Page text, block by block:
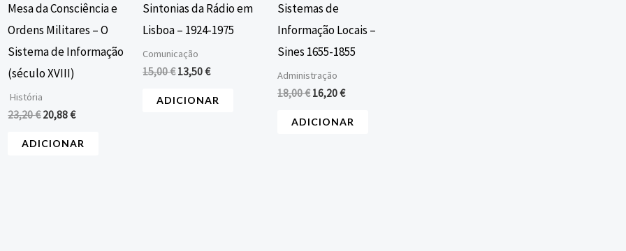
Mesa da Consciência e
Ordens Militares – O
Sistema de Informação
(século XVIII)
História
23,20€20,88€
ADICIONAR
Sintonias da Rádio em
Lisboa – 1924-1975
Comunicação
15,00€ 13,50€
ADICIONAR
Sistemas de
Informação Locais –
Sines 1655-1855
Administração
18,00€ 16,20€
ADICIONAR